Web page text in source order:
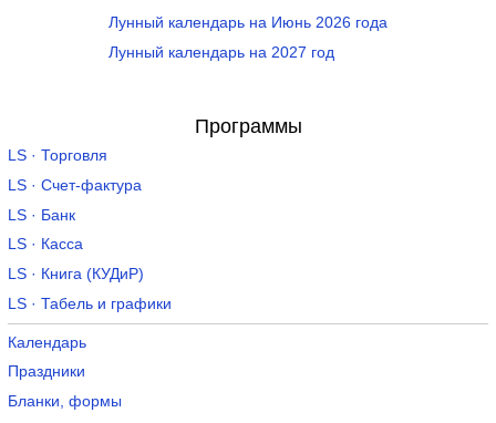
Лунный календарь на Июнь 2026 года
Лунный календарь на 2027 год
Программы
LS · Торговля
LS · Счет-фактура
LS · Банк
LS · Касса
LS · Книга (КУДиР)
LS · Табель и графики
Календарь
Праздники
Бланки, формы